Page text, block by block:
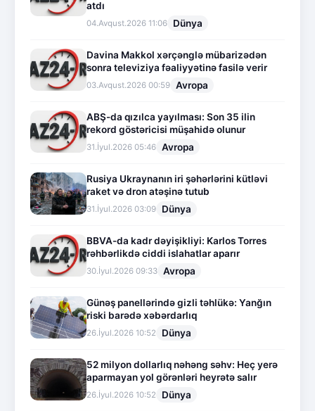
atdı
04.Avqust.2026 11:06 Dünya
Davina Makkol xərçənglə mübarizədən
sonra televiziya fəaliyyətinə fasilə verir
03.Avqust.2026 00:59 Avropa
ABŞ-da qızılca yayılması: Son 35 ilin
rekord göstəricisi müşahidə olunur
31.İyul.2026 05:46 Avropa
Rusiya Ukraynanın iri şəhərlərini kütləvi
raket və dron atəşinə tutub
31.İyul.2026 03:09 Dünya
BBVA-da kadr dəyişikliyi: Karlos Torres
rəhbərlikdə ciddi islahatlar aparır
30.İyul.2026 09:33 Avropa
Günəş panellərində gizli təhlükə: Yanğın
riski barədə xəbərdarlıq
26.İyul.2026 10:52 Dünya
52 milyon dollarlıq nəhəng səhv: Heç yerə
aparmayan yol görənləri heyrətə salır
26.İyul.2026 10:52 Dünya